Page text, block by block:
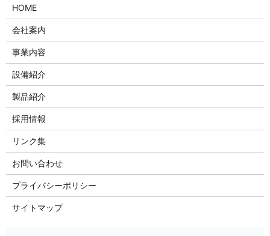
HOME
会社案内
事業内容
設備紹介
製品紹介
採用情報
リンク集
お問い合わせ
プライバシーポリシー
サイトマップ